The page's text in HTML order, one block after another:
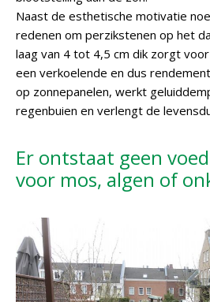
Naast de esthetische motivatie
redenen om perzikstenen op het
laag van 4 tot 4,5 cm dik zorgt
een verkoelende en dus
op zonnepanelen, werkt
regenbuien en verlengt de
Er ontstaat geen
voor mos, algen of